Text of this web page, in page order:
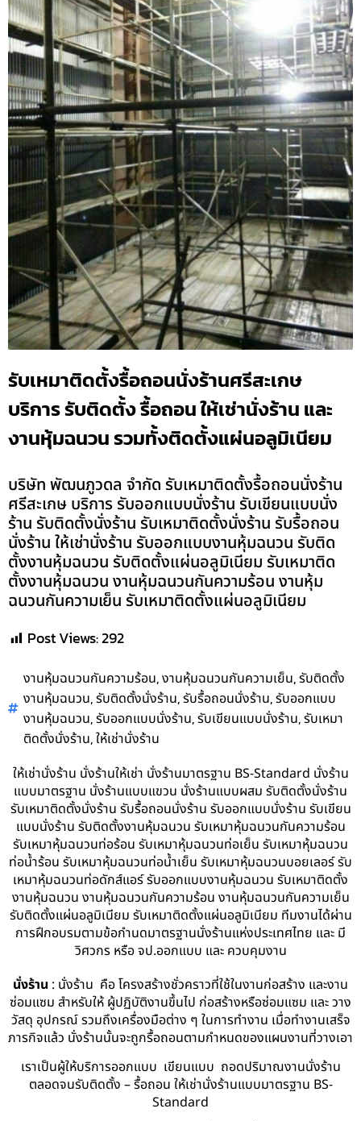
รับเหมาติดตั้งรื้อถอนนั่งร้านศรีสะเกษ
บริการ รับติดตั้ง รื้อถอน ให้เช่านั่งร้าน และ
งานหุ้มฉนวน รวมทั้งติดตั้งแผ่นอลูมิเนียม
บริษัท พัฒนภูวดล จำกัด รับเหมาติดตั้งรื้อถอนนั่งร้าน
ศรีสะเกษ บริการ รับออกแบบนั่งร้าน รับเขียนแบบนั่ง
ร้าน รับติดตั้งนั่งร้าน รับเหมาติดตั้งนั่งร้าน รับรื้อถอน
นั่งร้าน ให้เช่านั่งร้าน รับออกแบบงานหุ้มฉนวน รับติด
ตั้งงานหุ้มฉนวน รับติดตั้งแผ่นอลูมิเนียม รับเหมาติด
ตั้งงานหุ้มฉนวน งานหุ้มฉนวนกันความร้อน งานหุ้ม
ฉนวนกันความเย็น รับเหมาติดตั้งแผ่นอลูมิเนียม
Post Views:292
งานหุ้มฉนวนกันความร้อน,งานหุ้มฉนวนกันความเย็น,รับติดตั้ง
งานหุ้มฉนวน,รับติดตั้งนั่งร้าน,รับรื้อถอนนั่งร้าน,รับออกแบบ
งานหุ้มฉนวน,รับออกแบบนั่งร้าน,รับเขียนแบบนั่งร้าน,รับเหมา
ติดตั้งนั่งร้าน,ให้เช่านั่งร้าน
ให้เช่านั่งร้าน นั่งร้านให้เช่า นั่งร้านมาตรฐาน BS-Standard นั่งร้าน
แบบมาตรฐาน นั่งร้านแบบแขวน นั่งร้านแบบผสม รับติดตั้งนั่งร้าน
รับเหมาติดตั้งนั่งร้าน รับรื้อถอนนั่งร้าน รับออกแบบนั่งร้าน รับเขียน
แบบนั่งร้าน รับติดตั้งงานหุ้มฉนวน รับเหมาหุ้มฉนวนกันความร้อน
รับเหมาหุ้มฉนวนท่อร้อน รับเหมาหุ้มฉนวนท่อเย็น รับเหมาหุ้มฉนวน
ท่อน้ำร้อน รับเหมาหุ้มฉนวนท่อน้ำเย็น รับเหมาหุ้มฉนวนบอยเลอร์ รับ
เหมาหุ้มฉนวนท่อดักส์แอร์ รับออกแบบงานหุ้มฉนวน รับเหมาติดตั้ง
งานหุ้มฉนวน งานหุ้มฉนวนกันความร้อน งานหุ้มฉนวนกันความเย็น
รับติดตั้งแผ่นอลูมิเนียม รับเหมาติดตั้งแผ่นอลูมิเนียม ทีมงานได้ผ่าน
การฝึกอบรมตามข้อกำนดมาตรฐานนั่งร้านแห่งประเทศไทย และ มี
วิศวกร หรือ จป.ออกแบบ และ ควบคุมงาน
นั่งร้าน : นั่งร้าน คือ โครงสร้างชั่วคราวที่ใช้ในงานก่อสร้าง และงาน
ซ่อมแซม สำหรับให้ ผู้ปฏิบัติงานขึ้นไป ก่อสร้างหรือซ่อมแซม และ วาง
วัสดุ อุปกรณ์ รวมถึงเครื่องมือต่าง ๆ ในการทำงาน เมื่อทำงานเสร็จ
ภารกิจแล้ว นั่งร้านนั้นจะถูกรื้อถอนตามกำหนดของแผนงานที่วางเอา
เราเป็นผู้ให้บริการออกแบบ เขียนแบบ ถอดปริมาณงานนั่งร้าน
ตลอดจนรับติดตั้ง – รื้อถอน ให้เช่านั่งร้านแบบมาตรฐาน BS-
Standard